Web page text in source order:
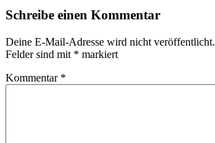
Schreibe einen Kommentar
Deine E-Mail-Adresse wird nicht veröffentlicht.
Felder sind mit * markiert
Kommentar *